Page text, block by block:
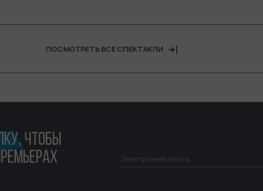
ПОСМОТРЕТЬ ВСЕ СПЕКТАКЛИ
ЧТОБЫ